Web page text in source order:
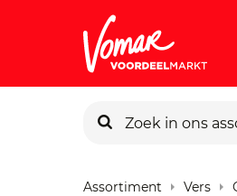
Assortiment Vers